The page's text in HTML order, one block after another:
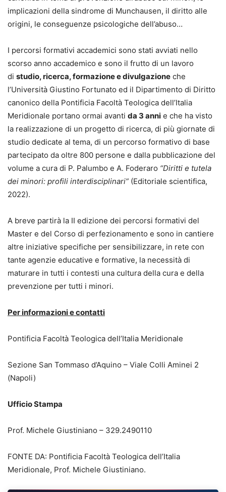
implicazioni della sindrome di Munchausen, il diritto alle
origini, le conseguenze psicologiche dell’abuso…
I percorsi formativi accademici sono stati avviati nello
scorso anno accademico e sono il frutto di un lavoro
di studio, ricerca, formazione e divulgazione che
l’Università Giustino Fortunato ed il Dipartimento di Diritto
canonico della Pontificia Facoltà Teologica dell’Italia
Meridionale portano ormai avanti da 3 anni e che ha visto
la realizzazione di un progetto di ricerca, di più giornate di
studio dedicate al tema, di un percorso formativo di base
partecipato da oltre 800 persone e dalla pubblicazione del
volume a cura di P. Palumbo e A. Foderaro “Diritti e tutela
dei minori: profili interdisciplinari” (Editoriale scientifica,
2022).
A breve partirà la II edizione dei percorsi formativi del
Master e del Corso di perfezionamento e sono in cantiere
altre iniziative specifiche per sensibilizzare, in rete con
tante agenzie educative e formative, la necessità di
maturare in tutti i contesti una cultura della cura e della
prevenzione per tutti i minori.
Per informazioni e contatti
Pontificia Facoltà Teologica dell’Italia Meridionale
Sezione San Tommaso d’Aquino – Viale Colli Aminei 2
(Napoli)
Ufficio Stampa
Prof. Michele Giustiniano – 329.2490110
FONTE DA: Pontificia Facoltà Teologica dell’Italia
Meridionale, Prof. Michele Giustiniano.